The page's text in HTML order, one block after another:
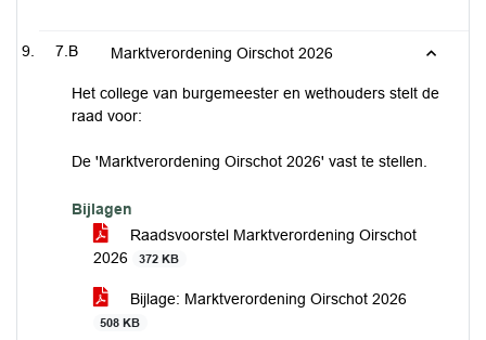
7.B Marktverordening Oirschot 2026
Het college van burgemeester en wethouders stelt de
raad voor:
De 'Marktverordening Oirschot 2026' vast te stellen.
Bijlagen
Raadsvoorstel Marktverordening Oirschot
2026
372 KB
Bijlage: Marktverordening Oirschot 2026
508 KB